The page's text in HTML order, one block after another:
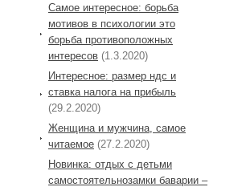
Самое интересное: борьба
мотивов в психологии это
борьба противоположных
интересов (1.3.2020)
Интересное: размер ндс и
ставка налога на прибыль
(29.2.2020)
Женщина и мужчина, самое
читаемое (27.2.2020)
Новинка: отдых с детьми
самостоятельнозамки баварии –